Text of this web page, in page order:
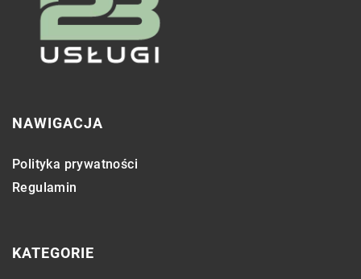
NAWIGACJA
Polityka prywatności
Regulamin
KATEGORIE